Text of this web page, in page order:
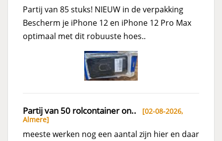
Partij van 85 stuks! NIEUW in de verpakking
Bescherm je iPhone 12 en iPhone 12 Pro Max
optimaal met dit robuuste hoes..
Partij van 50 rolcontainer on.. [02-08-2026,
Almere]
meeste werken nog een aantal zijn hier en daar